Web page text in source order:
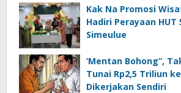
Kak Na Promosi
Hadiri Perayaan HUT
Simeulue
‘Mentan Bohong”,
Tunai Rp2,5 Triliun
Dikerjakan Sendiri